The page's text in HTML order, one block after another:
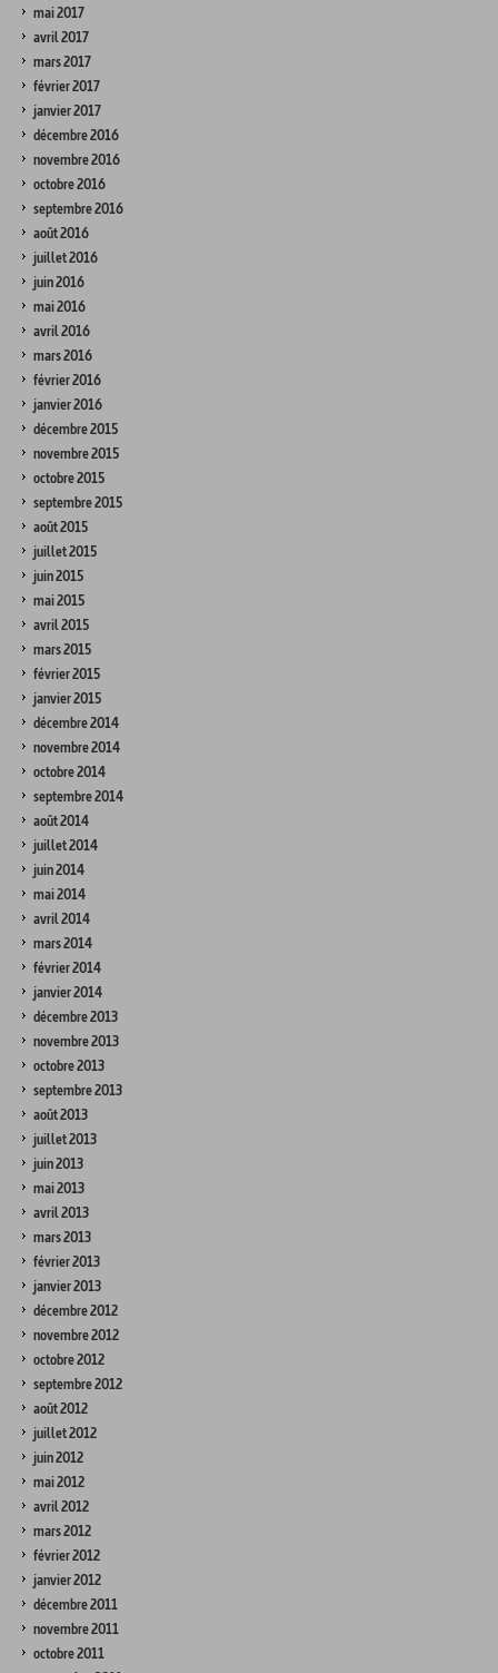
mai 2017
avril 2017
mars 2017
février 2017
janvier 2017
décembre 2016
novembre 2016
octobre 2016
septembre 2016
août 2016
juillet 2016
juin 2016
mai 2016
avril 2016
mars 2016
février 2016
janvier 2016
décembre 2015
novembre 2015
octobre 2015
septembre 2015
août 2015
juillet 2015
juin 2015
mai 2015
avril 2015
mars 2015
février 2015
janvier 2015
décembre 2014
novembre 2014
octobre 2014
septembre 2014
août 2014
juillet 2014
juin 2014
mai 2014
avril 2014
mars 2014
février 2014
janvier 2014
décembre 2013
novembre 2013
octobre 2013
septembre 2013
août 2013
juillet 2013
juin 2013
mai 2013
avril 2013
mars 2013
février 2013
janvier 2013
décembre 2012
novembre 2012
octobre 2012
septembre 2012
août 2012
juillet 2012
juin 2012
mai 2012
avril 2012
mars 2012
février 2012
janvier 2012
décembre 2011
novembre 2011
octobre 2011